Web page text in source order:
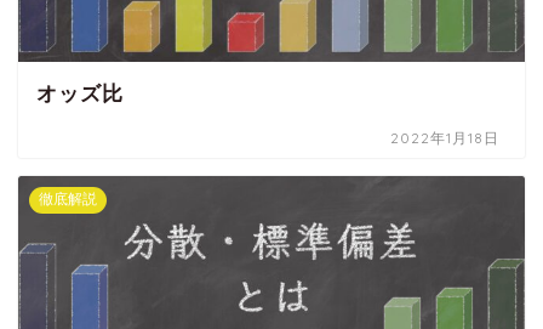
オッズ比
2022年1月18日
徹底解説